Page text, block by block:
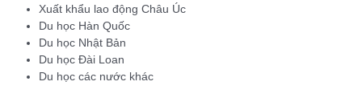
Xuất khẩu lao động Châu Úc
Du học Hàn Quốc
Du học Nhật Bản
Du học Đài Loan
Du học các nước khác